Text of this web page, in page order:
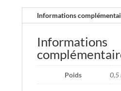
Informations
Informations
Poids 0,5